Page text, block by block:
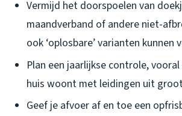
Vermijd het doorspoelen van
maandverband of andere niet-
ook ‘oplosbare’ varianten kunnen
Plan een jaarlijkse controle,
huis woont met leidingen uit
Geef je afvoer af en toe een